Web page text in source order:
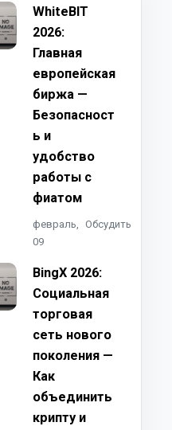
WhiteBIT
2026:
Главная
европейская
биржа —
Безопасност
ь и
удобство
работы с
фиатом
февраль,
09
Обсудить
BingX 2026:
Социальная
торговая
сеть нового
поколения —
Как
объединить
крипту и